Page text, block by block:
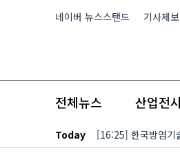
네이버 뉴스스탠드 기사제보
전체뉴스 산업전
Today [16:25] 한국방염기